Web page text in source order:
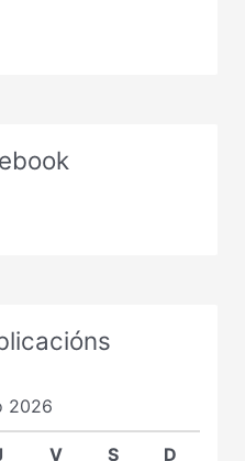
2026
V S D